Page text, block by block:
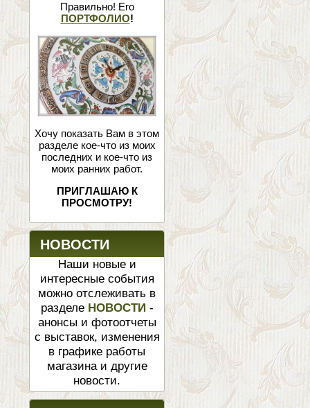
Правильно! Его
ПОРТФОЛИО!
Хочу показать Вам в этом
разделе кое-что из моих
последних и кое-что из
моих ранних работ.
ПРИГЛАШАЮ К
ПРОСМОТРУ!
НОВОСТИ
Наши новые и
интересные события
можно отслеживать в
разделе НОВОСТИ -
анонсы и фотоотчеты
с выставок, изменения
в графике работы
магазина и другие
новости.